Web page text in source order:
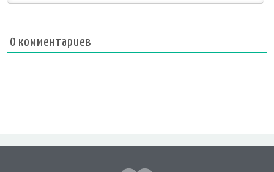
0 комментариев